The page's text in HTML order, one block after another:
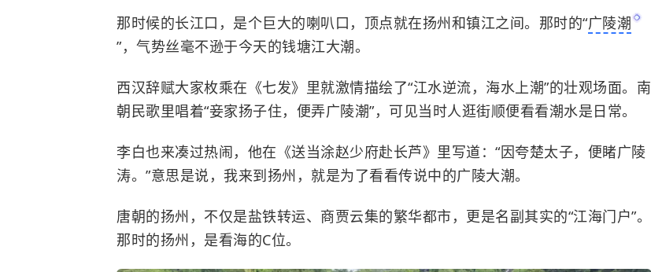
那时候的长江口 ，是个巨大的喇叭口，顶点就在扬州和镇江之间。那时的“广陵潮
”，气势丝毫不逊于今天的钱塘江大潮。
西汉辞赋大家枚乘在《七发》里就激情描绘了“江水逆流，海水上潮”的壮观场面。南
朝民歌里唱着“妾家扬子住，便弄广陵潮”，可见当时人逛街顺便看看潮水是日常。
李白也来凑过热闹，他在《送当涂赵少府赴长芦》里写道：“因夸楚太子，便睹广陵
涛。”意思是说，我来到扬州，就是为了看看传说中的广陵大潮。
唐朝的扬州，不仅是盐铁转运、商贾云集的繁华都市，更是名副其实的“江海门户”。
那时的扬州，是看海的C位。